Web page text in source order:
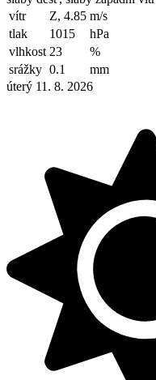
vítr
Z, 4.85 m/s
tlak
1015
hPa
vlhkost 23
%
srážky 0.1
mm
úterý 11. 8. 2026